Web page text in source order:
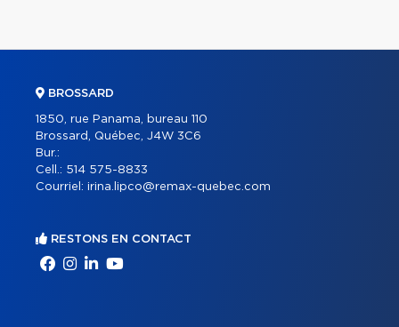
BROSSARD
1850, rue Panama, bureau 110
Brossard, Québec, J4W 3C6
Bur.:
Cell.: 514 575-8833
Courriel: irina.lipco@remax-quebec.com
RESTONS EN CONTACT